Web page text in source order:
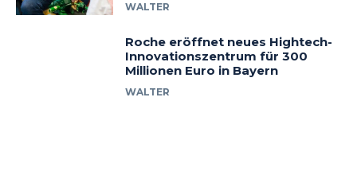
WALTER
Roche eröffnet neues Hightech-
Innovationszentrum für 300
Millionen Euro in Bayern
WALTER